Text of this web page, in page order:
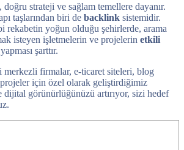
strateji ve sağlam temellere dayanır.
taşlarından biri de backlink sistemidir.
rekabetin yoğun olduğu şehirlerde, arama
isteyen işletmelerin ve projelerin etkili
yapması şarttır.
firmalar, e-ticaret siteleri, blog
için özel olarak geliştirdiğimiz
dijital görünürlüğünüzü artırıyor, sizi hedef